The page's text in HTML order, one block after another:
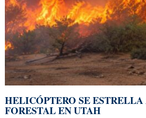
HELICÓPTERO SE
FORESTAL EN UTAH